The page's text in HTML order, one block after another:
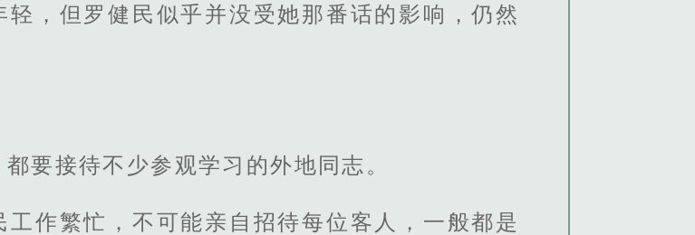
，但罗健民似乎并没受她那番话的影响，仍然
要接待不少参观学习的外地同志。
作繁忙，不可能亲自招待每位客人，一般都是